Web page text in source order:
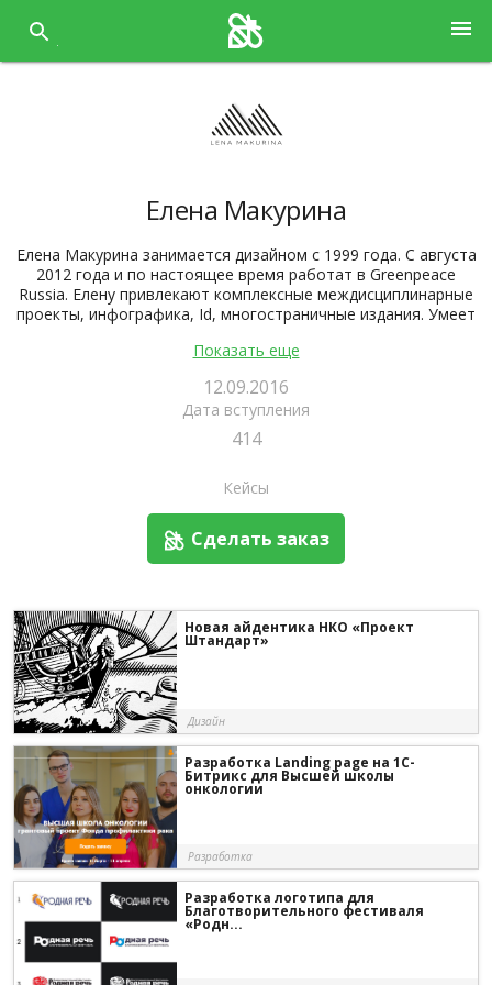
содержанию
menu
Елена Макурина
Елена Макурина занимается дизайном с 1999 года. С августа
2012 года и по настоящее время работат в Greenpeace
Russia. Елену привлекают комплексные междисциплинарные
проекты, инфографика, Id, многостраничные издания. Умеет
Рейтинг:
http://project39759.tilda.ws/
Показать еще
12.09.2016
Дата вступления
414
Кейсы
Сделать заказ
Новая айдентика НКО «Проект
Штандарт»
Дизайн
Разработка Landing page на 1С-
Битрикс для Высшей школы
онкологии
Разработка
Разработка логотипа для
Благотворительного фестиваля
«Родн...